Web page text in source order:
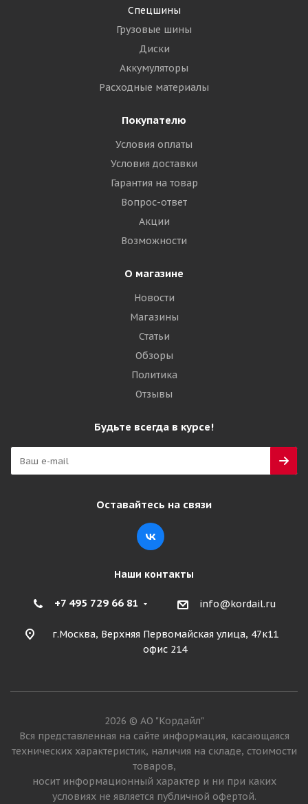
Спецшины
Грузовые шины
Диски
Аккумуляторы
Расходные материалы
Покупателю
Условия оплаты
Условия доставки
Гарантия на товар
Вопрос-ответ
Акции
Возможности
О магазине
Новости
Магазины
Статьи
Обзоры
Политика
Отзывы
Будьте всегда в курсе!
Оставайтесь на связи
Наши контакты
+7 495 729 66 81 info@kordail.ru
г.Москва, Верхняя Первомайская улица, 47к11
офис 214
2026 © АО "Кордайл"
Вся представленная на сайте информация, касающаяся
технических характеристик, наличия на складе, стоимости
товаров,
носит информационный характер и ни при каких
условиях не является публичной офертой.